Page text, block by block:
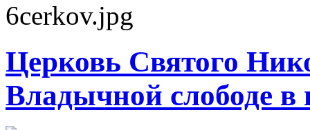
Церковь Святого
Владычной слободе в